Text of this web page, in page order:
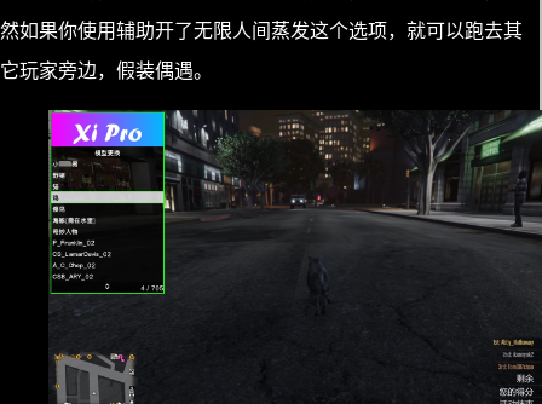
然如果你使用辅助开了无限人间蒸发这个选项，就可以跑去其
它玩家旁边，假装偶遇。